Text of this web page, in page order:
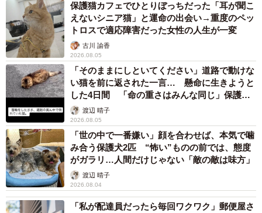
シロちゃんを枕にして眠る
三匹の子猫は、後に笠松さんが飼うことになるハチワレ猫
のチビちゃんと黒猫二匹だった。シロちゃん、クロちゃん
の時と同じように簡単に捕まると思ったが、チビちゃんた
ちは警戒心が強くなかなか捕まらなかった。
保護猫カフェでひとりぼっちだった「耳が聞こ
えないシニア猫」と運命の出会い→重度のペッ
トロスで適応障害だった女性の人生が一変
古川 諭香
2026.08.05
「そのままにしといてください」道路で動けな
い猫を前に返された一言… 懸命に生きようと
した4日間 「命の重さはみんな同じ」保護団
体代表の訴え
渡辺 晴子
2026.08.05
「世の中で一番嫌い」顔を合わせば、本気で噛
み合う保護犬2匹 “怖い”ものの前では、態度
がガラリ…人間だけじゃない「敵の敵は味方」
渡辺 晴子
2026.08.04
「私が配達員だったら毎回ワクワク」郵便屋さ